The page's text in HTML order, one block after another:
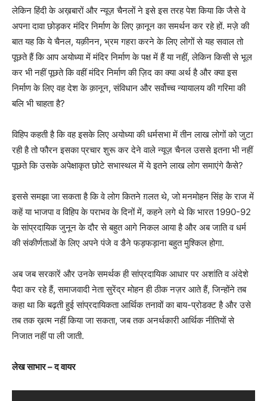
लेकिन हिंदी के अख़बारों और न्यूज़ चैनलों ने इसे इस तरह पेश किया कि जैसे वे
अपना दावा छोड़कर मंदिर निर्माण के लिए क़ानून का समर्थन कर रहे हों. मज़े की
बात यह कि ये चैनल, यक़ीनन, भ्रम गहरा करने के लिए लोगों से यह सवाल तो
पूछते हैं कि आप अयोध्या में मंदिर निर्माण के पक्ष में हैं या नहीं, लेकिन किसी से भूल
कर भी नहीं पूछते कि वहीं मंदिर निर्माण की ज़िद का क्या अर्थ है और क्या इस
निर्माण के लिए वह देश के क़ानून, संविधान और सर्वोच्च न्यायालय की गरिमा की
बलि भी चाहता है?
विहिप कहती है कि वह इसके लिए अयोध्या की धर्मसभा में तीन लाख लोगों को जुटा
रही है तो फौरन इसका प्रचार शुरू कर देने वाले न्यूज़ चैनल उससे इतना भी नहीं
पूछते कि उसके अपेक्षाकृत छोटे सभास्थल में ये इतने लाख लोग समाएंगे कैसे?
इससे समझा जा सकता है कि वे लोग कितने ग़लत थे, जो मनमोहन सिंह के राज में
कहें या भाजपा व विहिप के पराभव के दिनों में, कहने लगे थे कि भारत 1990-92
के सांप्रदायिक जुनून के दौर से बहुत आगे निकल आया है और अब जाति व धर्म
की संकीर्णताओं के लिए अपने पंजे व डैने फड़फड़ाना बहुत मुश्किल होगा.
अब जब सरकारें और उनके समर्थक ही सांप्रदायिक आधार पर अशांति व अंदेशे
पैदा कर रहे हैं, समाजवादी नेता सुरेंद्र मोहन ही ठीक नज़र आते हैं, जिन्होंने तब
कहा था कि बढ़ती हुई सांप्रदायिकता आर्थिक तनावों का बाय-प्रोडक्ट है और उसे
तब तक ख़त्म नहीं किया जा सकता, जब तक अनर्थकारी आर्थिक नीतियों से
निजात नहीं पा ली जाती.
लेख साभार – द वायर